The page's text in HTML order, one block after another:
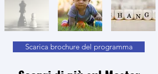
Scarica brochure del programma